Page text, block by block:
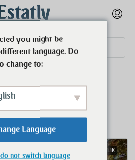
SATILIK
you might be
language. Do
change to:
Language
not switch language